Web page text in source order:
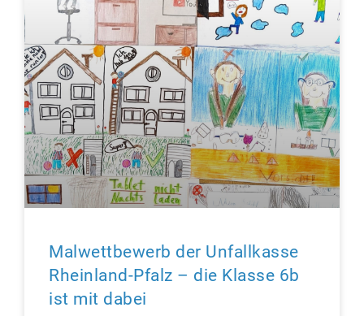
Malwettbewerb der Unfallkasse
Rheinland-Pfalz – die Klasse 6b
ist mit dabei